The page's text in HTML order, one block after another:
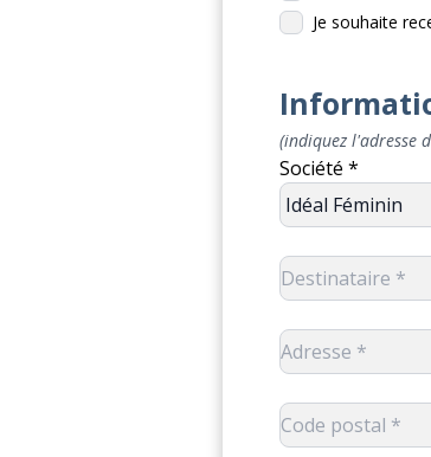
Je souhaite
(indiquez l'adresse
Société *